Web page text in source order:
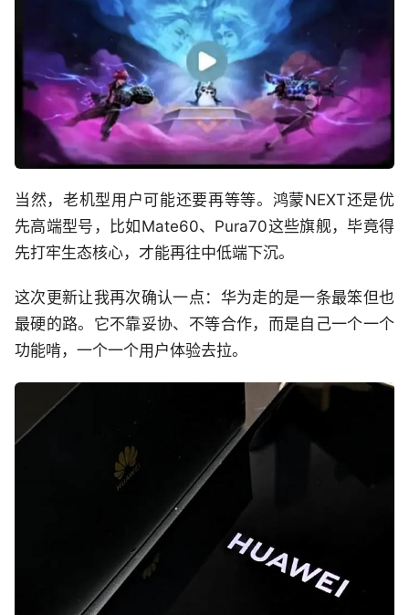
当然，老机型用户可能还要再等等。鸿蒙NEXT还是优
先高端型号，比如Mate60、Pura70这些旗舰，毕竟得
先打牢生态核心，才能再往中低端下沉。
这次更新让我再次确认一点：华为走的是一条最笨但也
最硬的路。它不靠妥协、不等合作，而是自己一个一个
功能啃，一个一个用户体验去拉。